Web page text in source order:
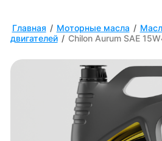
Главная / Моторные масла /
двигателей / Chilon Aurum SAE